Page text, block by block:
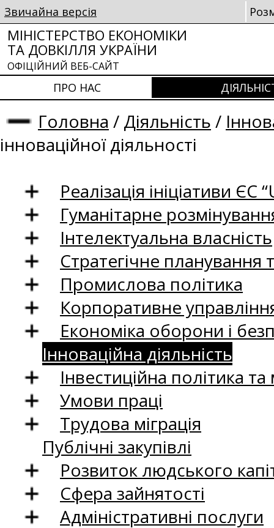
Звичайна версія
МІНІСТЕРСТВО ЕКОНОМІКИ
ТА ДОВКІЛЛЯ УКРАЇНИ
ОФІЦІЙНИЙ ВЕБ-САЙТ
ПРО НАС
Головна / Діяльність /
інноваційної діяльності
Реалізація ініціативи ЄС
Гуманітарне
Інтелектуальна власність
Стратегічне
Промислова політика
Корпоративне
Економіка оборони і
Інноваційна діяльність
Інвестиційна політика
Умови праці
Трудова міграція
Публічні закупівлі
Розвиток людського
Сфера зайнятості
Адміністративні послуги